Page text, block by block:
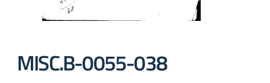
MISC.B-0055-038